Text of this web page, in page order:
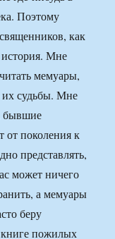
Поэтому
как
Мне
мемуары,
их судьбы. Мне
бывшие
от поколения к
представлять,
может ничего
а мемуары
беру
пожилых